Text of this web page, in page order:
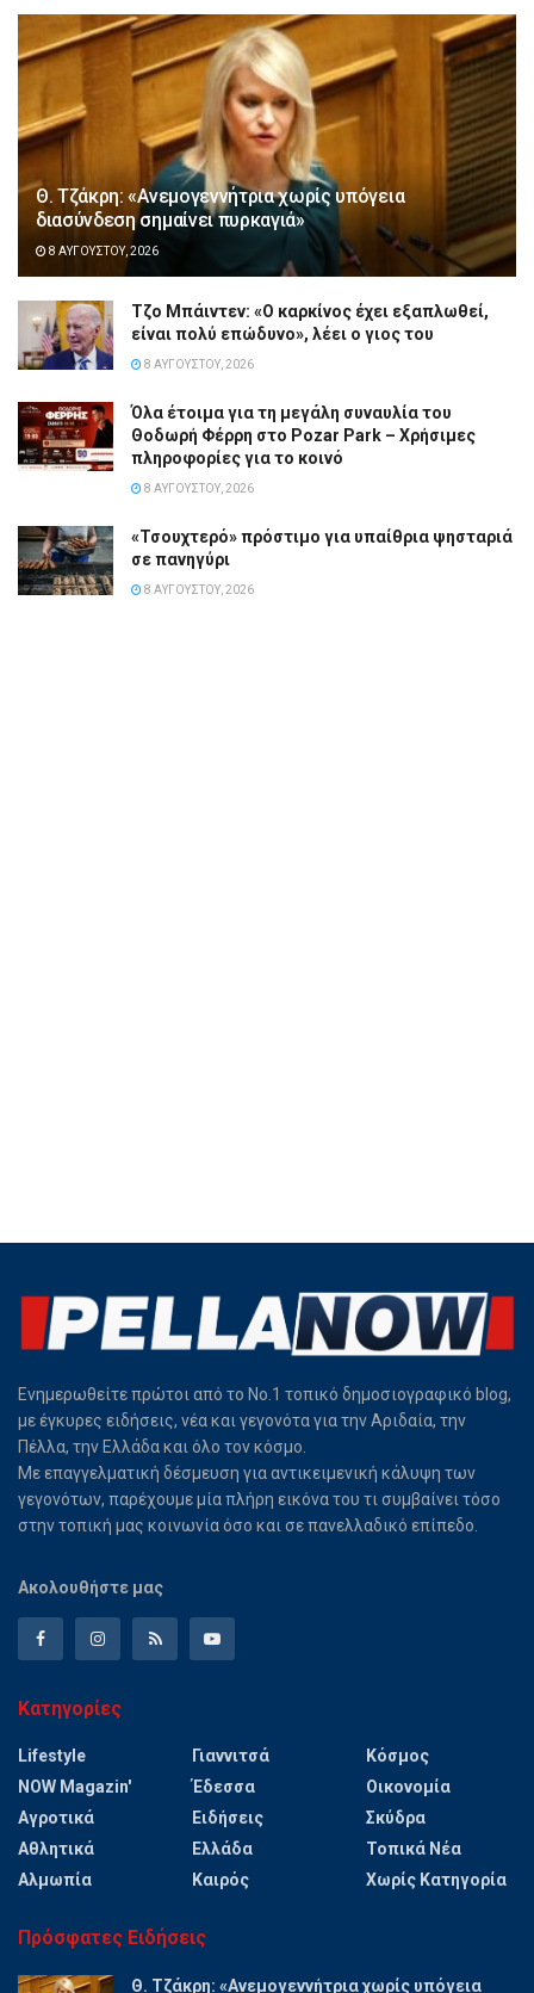
Θ. Τζάκρη: «Ανεμογεννήτρια χωρίς υπόγεια
διασύνδεση σημαίνει πυρκαγιά»
8 ΑΥΓΟΎΣΤΟΥ, 2026
Τζο Μπάιντεν: «Ο καρκίνος έχει εξαπλωθεί,
είναι πολύ επώδυνο», λέει ο γιος του
8 ΑΥΓΟΎΣΤΟΥ, 2026
Όλα έτοιμα για τη μεγάλη συναυλία του
Θοδωρή Φέρρη στο Pozar Park – Χρήσιμες
πληροφορίες για το κοινό
8 ΑΥΓΟΎΣΤΟΥ, 2026
«Τσουχτερό» πρόστιμο για υπαίθρια ψησταριά
σε πανηγύρι
8 ΑΥΓΟΎΣΤΟΥ, 2026
Ενημερωθείτε πρώτοι από το Νο.1 τοπικό δημοσιογραφικό blog,
με έγκυρες ειδήσεις, νέα και γεγονότα για την Αριδαία, την
Πέλλα, την Ελλάδα και όλο τον κόσμο.
Με επαγγελματική δέσμευση για αντικειμενική κάλυψη των
γεγονότων, παρέχουμε μία πλήρη εικόνα του τι συμβαίνει τόσο
στην τοπική μας κοινωνία όσο και σε πανελλαδικό επίπεδο.
Ακολουθήστε μας
Κατηγορίες
Lifestyle
NOW Magazin'
Αγροτικά
Αθλητικά
Αλμωπία
Γιαννιτσά
Έδεσσα
Ειδήσεις
Ελλάδα
Καιρός
Κόσμος
Οικονομία
Σκύδρα
Τοπικά Νέα
Χωρίς Κατηγορία
Πρόσφατες Ειδήσεις
Θ. Τζάκρη: «Ανεμογεννήτρια χωρίς υπόγεια